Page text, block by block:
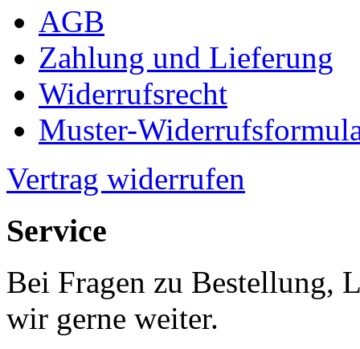
AGB
Zahlung und Lieferung
Widerrufsrecht
Muster-
Vertrag widerrufen
Service
Bei Fragen zu Bestellung,
wir gerne weiter.